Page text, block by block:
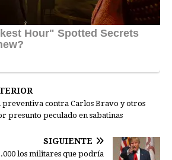
preventiva contra Carlos Bravo y otros
presunto peculado en sabatinas
SIGUIENTE
los militares que podría